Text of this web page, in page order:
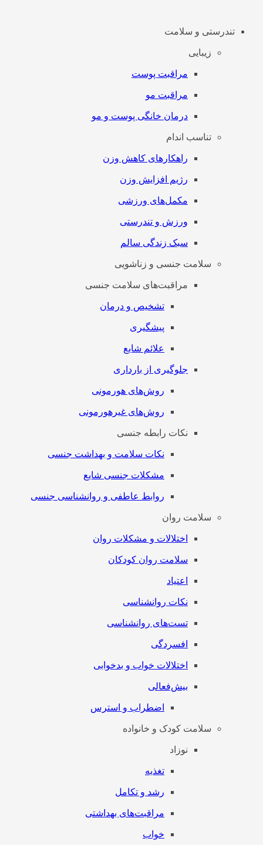
تندرستی و سلامت
زیبایی
مراقبت پوست
مراقبت مو
درمان خانگی پوست و مو
تناسب اندام
راهکارهای کاهش وزن
رژیم افزایش وزن
مکمل‌های ورزشی
ورزش و تندرستی
سبک زندگی سالم
سلامت جنسی و زناشویی
مراقبت‌های سلامت جنسی
تشخیص و درمان
پیشگیری
علائم شایع
جلوگیری از بارداری
روش‌های هورمونی
روش‌های غیرهورمونی
نکات رابطه جنسی
نکات سلامت و بهداشت جنسی
مشکلات جنسی شایع
روابط عاطفی و روانشناسی جنسی
سلامت روان
اختلالات و مشکلات روان
سلامت روان کودکان
اعتیاد
نکات روانشناسی
تست‌های روانشناسی
افسردگی
اختلالات خواب و بدخوابی
بیش‌فعالی
اضطراب و استرس
سلامت کودک و خانواده
نوزاد
تغذیه
رشد و تکامل
مراقبت‌های بهداشتی
خواب